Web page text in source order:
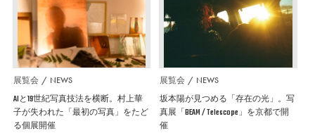
展覧会 NEWS
AIと19世紀写真技法を横断。村上華
子が失われた「最初の写真」をたど
る個展開催
展覧会 NEWS
坂本陽が見つめる「存在の光」。写
真展「BEAM / Telescope」を京都で開
催